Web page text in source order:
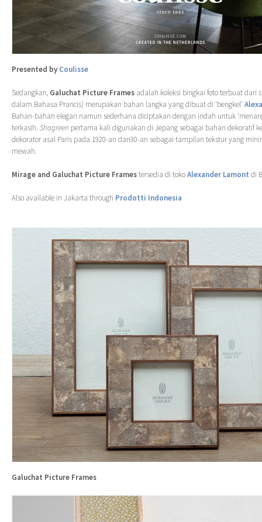
Presented by Coulisse
Sedangkan, Galuchat Picture Frames adalah koleksi bingkai foto terbuat dari
dalam Bahasa Prancis) merupakan bahan langka yang dibuat di ‘bengkel’
Bahan-bahan elegan namun sederhana diciptakan dengan indah untuk
terkasih. Shagreen pertama kali digunakan di Jepang sebagai bahan dekoratif
dekorator asal Paris pada 1920-an dan30-an sebagai tampilan tekstur yang
mewah.
Mirage and Galuchat Picture Framestersedia di tokoAlexander Lamont di
Also available in Jakarta through Prodotti Indonesia
Galuchat Picture Frames